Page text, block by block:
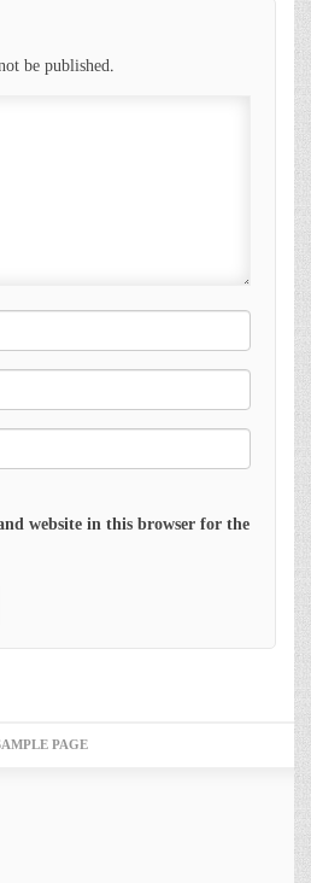
be published.
website in this browser for the
PAGE